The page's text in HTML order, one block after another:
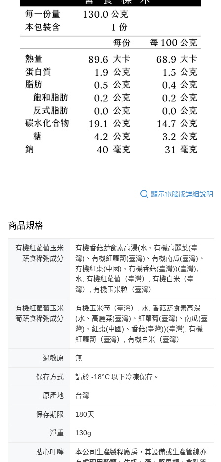
顯示電腦版詳細說明
商品規格
有機紅蘿蔔玉米
蔬食稀粥成分
有機香菇蔬食素高湯(水、有機高麗菜(臺
灣)、有機紅蘿蔔(臺灣)、有機南瓜(臺灣)、
有機紅棗(中國)、有機香菇(臺灣))(臺灣),
水, 有機紅蘿蔔（臺灣）, 有機白米（臺
灣）, 有機玉米粒（臺灣）
有機紅蘿蔔玉米
筍蔬食稀粥成分
有機玉米筍（臺灣）, 水, 香菇蔬食素高湯
(水、高麗菜(臺灣)、紅蘿蔔(臺灣)、南瓜(臺
灣)、紅棗(中國)、香菇(臺灣))(臺灣), 有機
紅蘿蔔（臺灣）, 有機白米（臺灣）
過敏原 無
保存方式 請於 -18°C 以下冷凍保存。
原產地 台灣
保存期限 180天
淨重 130g
貼心叮嚀
本公司生產製程廠房，其設備或生產管線亦